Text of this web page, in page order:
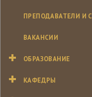
ПРЕПОДАВАТЕЛИ И
ВАКАНСИИ
ОБРАЗОВАНИЕ
КАФЕДРЫ